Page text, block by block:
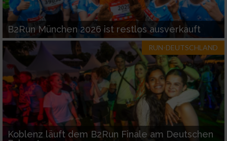
B2Run München 2026 ist restlos ausverkauft
RUN-DEUTSCHLAND
Koblenz läuft dem B2Run Finale am Deutschen